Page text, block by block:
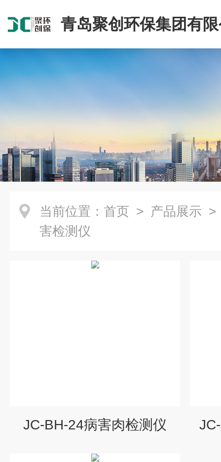
青岛聚创环保集团有
当前位置： 首页 > 产品展示
害检测仪
JC-BH-24病害肉检测仪